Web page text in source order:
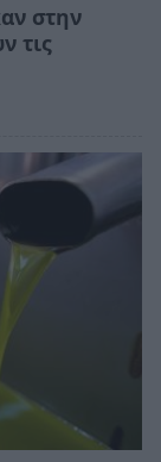
στην
τις